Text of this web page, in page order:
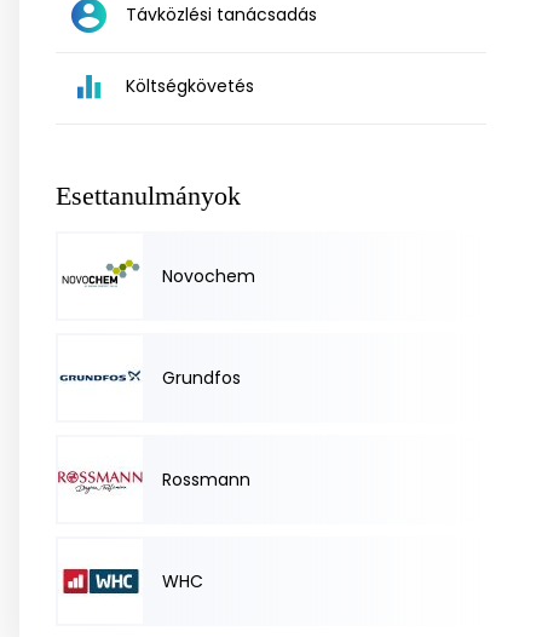
Távközlési tanácsadás
Költségkövetés
Esettanulmányok
Novochem
Grundfos
Rossmann
WHC